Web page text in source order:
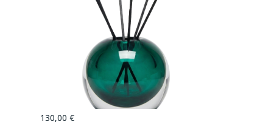
130,00 €